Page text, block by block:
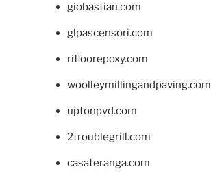
giobastian.com
glpascensori.com
rifloorepoxy.com
woolleymillingandpaving.com
uptonpvd.com
2troublegrill.com
casateranga.com